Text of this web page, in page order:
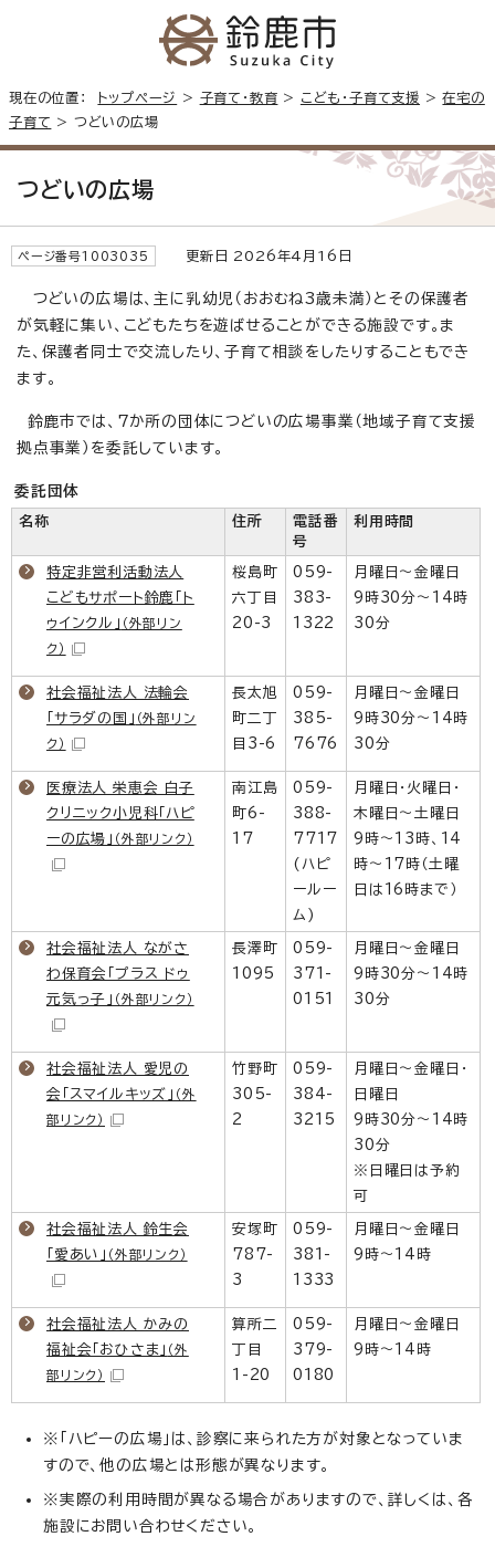
現在の位置： トップページ > 子育て・教育 > こども・子育て支援 >在宅の
子育て > つどいの広場
つどいの広場
ページ番号1003035 更新日 2026年4月16日
つどいの広場は、主に乳幼児（おおむね3歳未満）とその保護者
が気軽に集い、こどもたちを遊ばせることができる施設です。ま
た、保護者同士で交流したり、子育て相談をしたりすることもでき
ます。
鈴鹿市では、7か所の団体につどいの広場事業（地域子育て支援
拠点事業）を委託しています。
委託団体
名称 住所
電話番
号
利用時間
特定非営利活動法人
こどもサポート鈴鹿「ト
ゥインクル」 （外部リン
ク）
桜島町
六丁目
20-3
059-
383-
1322
月曜日～金曜日
9時30分～14時
30分
社会福祉法人 法輪会
「サラダの国」 （外部リン
ク）
長太旭
町二丁
目3-6
059-
385-
7676
月曜日～金曜日
9時30分～14時
30分
医療法人 栄恵会 白子
クリニック小児科「ハピ
ーの広場」 （外部リンク）
南江島
町6-
17
059-
388-
7717
(ハピ
ールー
ム)
月曜日・火曜日・
木曜日～土曜日
9時～13時、14
時～17時（土曜
日は16時まで）
社会福祉法人 ながさ
わ保育会「プラス ドゥ
元気っ子」 （外部リンク）
長澤町
1095
059-
371-
0151
月曜日～金曜日
9時30分～14時
30分
社会福祉法人 愛児の
会「スマイルキッズ」 （外
部リンク）
竹野町
305-
2
059-
384-
3215
月曜日～金曜日・
日曜日
9時30分～14時
30分
※日曜日は予約
可
社会福祉法人 鈴生会
「愛あい」 （外部リンク）
安塚町
787-
3
059-
381-
1333
月曜日～金曜日
9時～14時
社会福祉法人 かみの
福祉会「おひさま」 （外
部リンク）
算所二
丁目
1-20
059-
379-
0180
月曜日～金曜日
9時～14時
※「ハピーの広場」は、診察に来られた方が対象となっていま
すので、他の広場とは形態が異なります。
※実際の利用時間が異なる場合がありますので、詳しくは、各
施設にお問い合わせください。